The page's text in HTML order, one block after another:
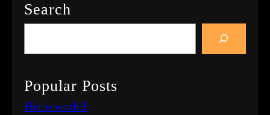
Search
c
h
Popular Posts
Hello world!